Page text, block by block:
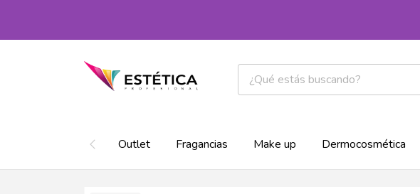
Outlet Fragancias Make up Dermocosmética